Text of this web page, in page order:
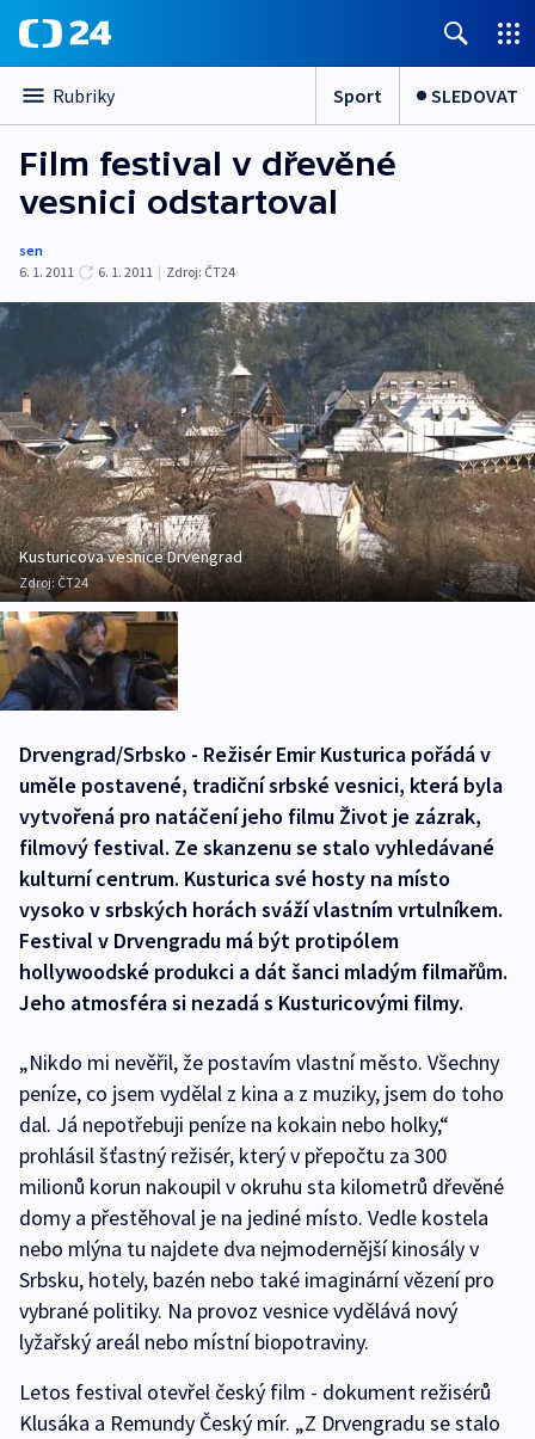
Rubriky Sport SLEDOVAT
Film festival v dřevěné
vesnici odstartoval
sen
6. 1. 2011
6. 1. 2011 | Zdroj: ČT24
Kusturicova vesnice Drvengrad
Zdroj: ČT24
Drvengrad/Srbsko - Režisér Emir Kusturica pořádá v
uměle postavené, tradiční srbské vesnici, která byla
vytvořená pro natáčení jeho filmu Život je zázrak,
filmový festival. Ze skanzenu se stalo vyhledávané
kulturní centrum. Kusturica své hosty na místo
vysoko v srbských horách sváží vlastním vrtulníkem.
Festival v Drvengradu má být protipólem
hollywoodské produkci a dát šanci mladým filmařům.
Jeho atmosféra si nezadá s Kusturicovými filmy.
„Nikdo mi nevěřil, že postavím vlastní město. Všechny
peníze, co jsem vydělal z kina a z muziky, jsem do toho
dal. Já nepotřebuji peníze na kokain nebo holky,“
prohlásil šťastný režisér, který v přepočtu za 300
milionů korun nakoupil v okruhu sta kilometrů dřevěné
domy a přestěhoval je na jediné místo. Vedle kostela
nebo mlýna tu najdete dva nejmodernější kinosály v
Srbsku, hotely, bazén nebo také imaginární vězení pro
vybrané politiky. Na provoz vesnice vydělává nový
lyžařský areál nebo místní biopotraviny.
Letos festival otevřel český film - dokument režisérů
Klusáka a Remundy Český mír. „Z Drvengradu se stalo